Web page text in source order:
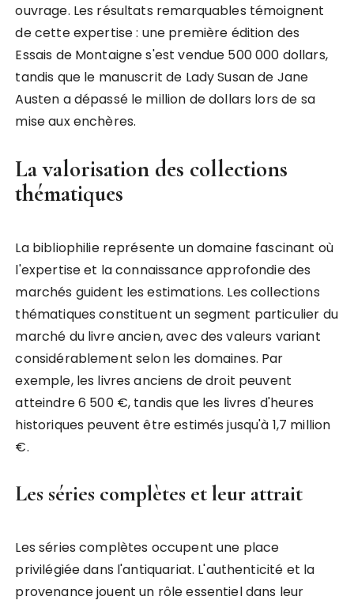
ouvrage. Les résultats remarquables témoignent
de cette expertise : une première édition des
Essais de Montaigne s'est vendue 500 000 dollars,
tandis que le manuscrit de Lady Susan de Jane
Austen a dépassé le million de dollars lors de sa
mise aux enchères.
La valorisation des collections
thématiques
La bibliophilie représente un domaine fascinant où
l'expertise et la connaissance approfondie des
marchés guident les estimations. Les collections
thématiques constituent un segment particulier du
marché du livre ancien, avec des valeurs variant
considérablement selon les domaines. Par
exemple, les livres anciens de droit peuvent
atteindre 6 500 €, tandis que les livres d'heures
historiques peuvent être estimés jusqu'à 1,7 million
€.
Les séries complètes et leur attrait
Les séries complètes occupent une place
privilégiée dans l'antiquariat. L'authenticité et la
provenance jouent un rôle essentiel dans leur